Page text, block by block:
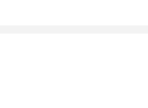
이터들에게 묻고 들